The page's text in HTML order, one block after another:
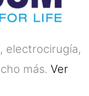
electrocirugía,
más. Ver